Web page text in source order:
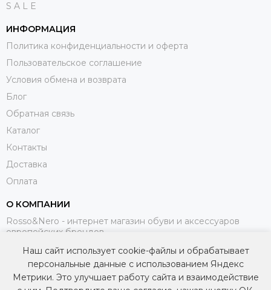
S A L E
ИНФОРМАЦИЯ
Политика конфиденциальности и оферта
Пользовательское соглашение
Условия обмена и возврата
Блог
Обратная связь
Каталог
Контакты
Доставка
Оплата
О КОМПАНИИ
Rosso&Nero - интернет магазин обуви и аксессуаров
европейских брендов.
МЫ В СОЦИАЛЬНЫХ СЕТЯХ
Наш сайт использует cookie-файлы и обрабатывает
персональные данные с использованием Яндекс
Метрики. Это улучшает работу сайта и взаимодействие